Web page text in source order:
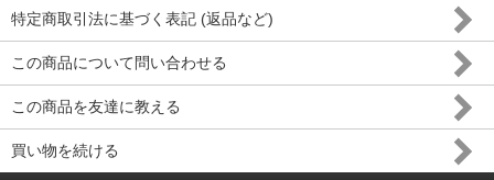
特定商取引法に基づく表記 (返品など)
この商品について問い合わせる
この商品を友達に教える
買い物を続ける